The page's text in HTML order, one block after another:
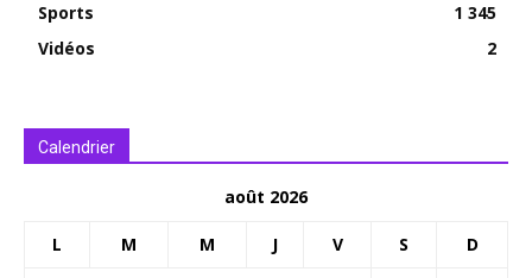
Sports
1 345
Vidéos
2
Calendrier
août 2026
L M M J V S D